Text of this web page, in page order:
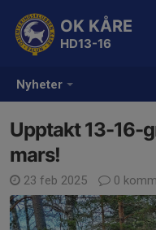
Nyheter
OK KÅRE
HD13-16
Upptakt 13-16-
mars!
23 feb 2025 0